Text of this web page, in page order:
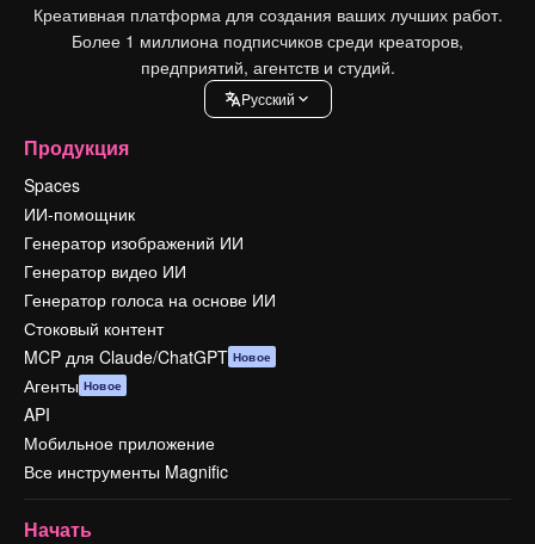
Креативная платформа для создания ваших лучших работ.
Более 1 миллиона подписчиков среди креаторов,
предприятий, агентств и студий.
Pусский
Продукция
Spaces
ИИ-помощник
Генератор изображений ИИ
Генератор видео ИИ
Генератор голоса на основе ИИ
Стоковый контент
MCP для Claude/ChatGPT Новое
Агенты Новое
API
Мобильное приложение
Все инструменты Magnific
Начать